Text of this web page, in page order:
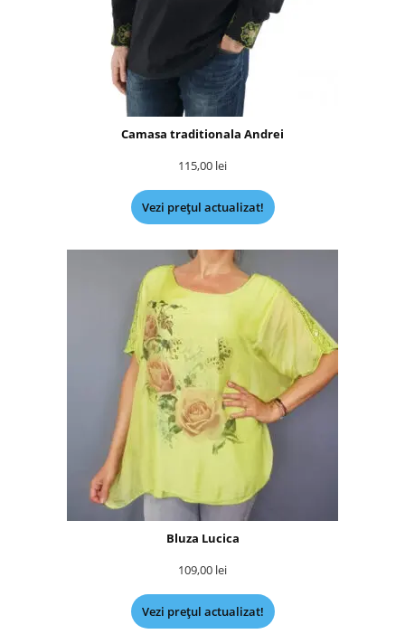
Camasa traditionala Andrei
115,00 lei
Vezi prețul actualizat!
Bluza Lucica
109,00 lei
Vezi prețul actualizat!